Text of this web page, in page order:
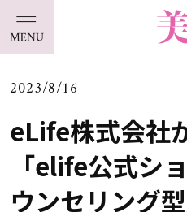
2023/8/16
eLife株式会社
「elife公式シ
ウンセリング